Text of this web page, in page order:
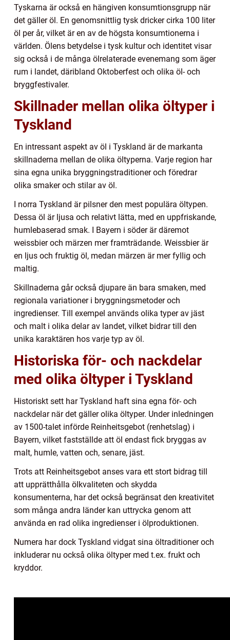
Tyskarna är också en hängiven konsumtionsgrupp när
det gäller öl. En genomsnittlig tysk dricker cirka 100 liter
öl per år, vilket är en av de högsta konsumtionerna i
världen. Ölens betydelse i tysk kultur och identitet visar
sig också i de många ölrelaterade evenemang som äger
rum i landet, däribland Oktoberfest och olika öl- och
bryggfestivaler.
Skillnader mellan olika öltyper i
Tyskland
En intressant aspekt av öl i Tyskland är de markanta
skillnaderna mellan de olika öltyperna. Varje region har
sina egna unika bryggningstraditioner och föredrar
olika smaker och stilar av öl.
I norra Tyskland är pilsner den mest populära öltypen.
Dessa öl är ljusa och relativt lätta, med en uppfriskande,
humlebaserad smak. I Bayern i söder är däremot
weissbier och märzen mer framträdande. Weissbier är
en ljus och fruktig öl, medan märzen är mer fyllig och
maltig.
Skillnaderna går också djupare än bara smaken, med
regionala variationer i bryggningsmetoder och
ingredienser. Till exempel används olika typer av jäst
och malt i olika delar av landet, vilket bidrar till den
unika karaktären hos varje typ av öl.
Historiska för- och nackdelar
med olika öltyper i Tyskland
Historiskt sett har Tyskland haft sina egna för- och
nackdelar när det gäller olika öltyper. Under inledningen
av 1500-talet införde Reinheitsgebot (renhetslag) i
Bayern, vilket fastställde att öl endast fick bryggas av
malt, humle, vatten och, senare, jäst.
Trots att Reinheitsgebot anses vara ett stort bidrag till
att upprätthålla ölkvaliteten och skydda
konsumenterna, har det också begränsat den kreativitet
som många andra länder kan uttrycka genom att
använda en rad olika ingredienser i ölproduktionen.
Numera har dock Tyskland vidgat sina öltraditioner och
inkluderar nu också olika öltyper med t.ex. frukt och
kryddor.